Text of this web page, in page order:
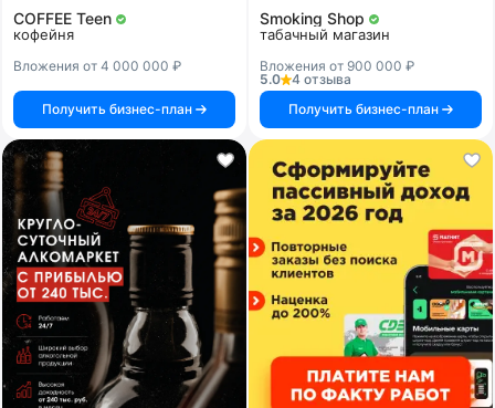
COFFEE Teen
кофейня
Вложения от 4 000 000 ₽
Получить бизнес-план
Smoking Shop
табачный магазин
Вложения от 900 000 ₽
5.0
4 отзыва
Получить бизнес-план